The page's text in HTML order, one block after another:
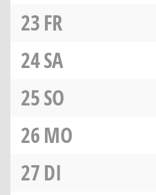
23FR
24SA
25SO
26MO
27DI